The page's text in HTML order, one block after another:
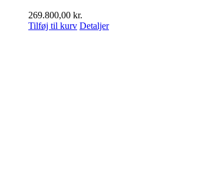
269.800,00 kr.
Tilføj til kurv Detaljer